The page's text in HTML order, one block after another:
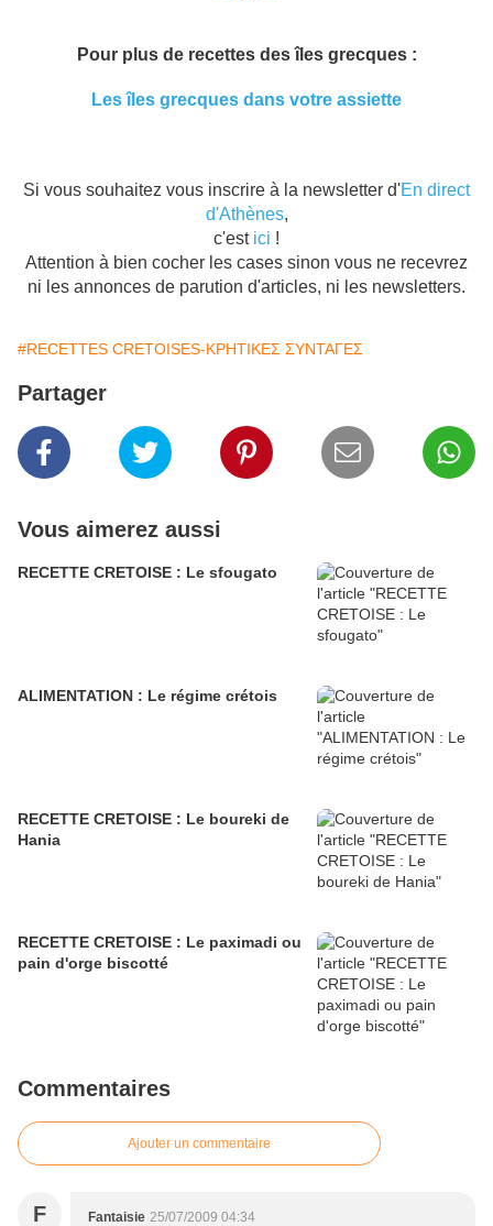
Pour plus de recettes des îles grecques :
Les îles grecques dans votre assiette
Si vous souhaitez vous inscrire à la newsletter d'En direct
d'Athènes,
c'est ici !
Attention à bien cocher les cases sinon vous ne recevrez
ni les annonces de parution d'articles, ni les newsletters.
#RECETTES CRETOISES-ΚΡΗΤΙΚΕΣ ΣΥΝΤΑΓΕΣ
Partager
Vous aimerez aussi
RECETTE CRETOISE : Le sfougato
ALIMENTATION : Le régime crétois
RECETTE CRETOISE : Le boureki de
Hania
RECETTE CRETOISE : Le paximadi ou
pain d'orge biscotté
Commentaires
Ajouter un commentaire
F Fantaisie 25/07/2009 04:34